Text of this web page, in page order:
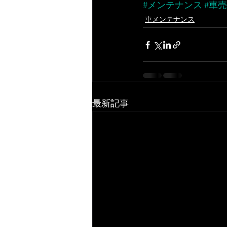
#メンテナンス #車
車メンテナンス
最新記事